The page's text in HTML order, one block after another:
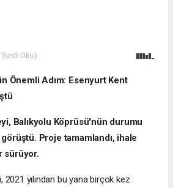
Sesli Oku)
Önemli Adım: Esenyurt Kent
Balıkyolu Köprüsü'nün durumu
Proje tamamlandı, ihale
sürüyor.
yılından bu yana birçok kez